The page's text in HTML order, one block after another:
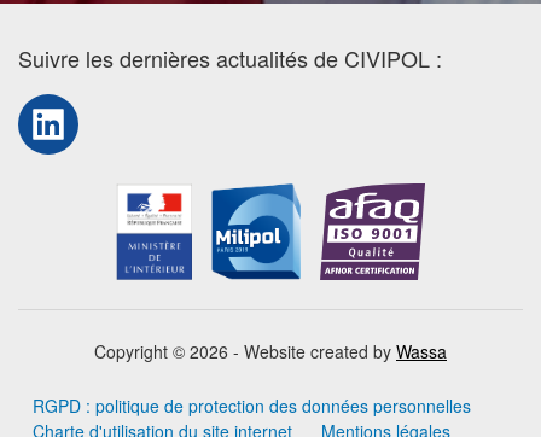
Suivre les dernières actualités de CIVIPOL :
LinkedIn
Copyright © 2026 - Website created by Wassa
RGPD : politique de protection des données personnelles
Charte d'utilisation du site internet
Mentions légales